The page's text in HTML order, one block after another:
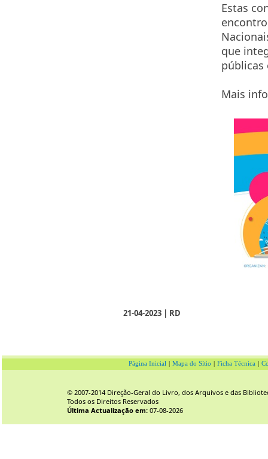
Estas
que
públicas
Mais
21-04-2023 | RD
Página Inicial Mapa do Sítio Ficha Técnica
© 2007-2014 Direção-Geral do Livro, dos Arquivos e das
Todos os Direitos Reservados
Última Actualização em: 07-08-2026